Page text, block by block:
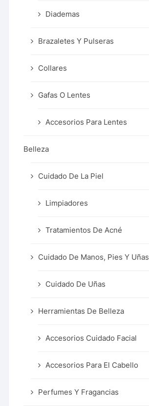
Diademas
Brazaletes Y Pulseras
Collares
Gafas O Lentes
Accesorios Para Lentes
Belleza
Cuidado De La Piel
Limpiadores
Tratamientos De Acné
Cuidado De Manos, Pies Y Uñas
Cuidado De Uñas
Herramientas De Belleza
Accesorios Cuidado Facial
Accesorios Para El Cabello
Perfumes Y Fragancias